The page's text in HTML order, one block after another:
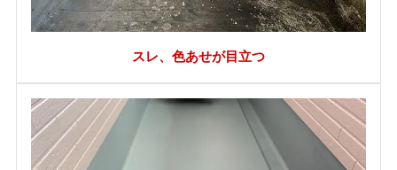
スレ、色あせが目立つ